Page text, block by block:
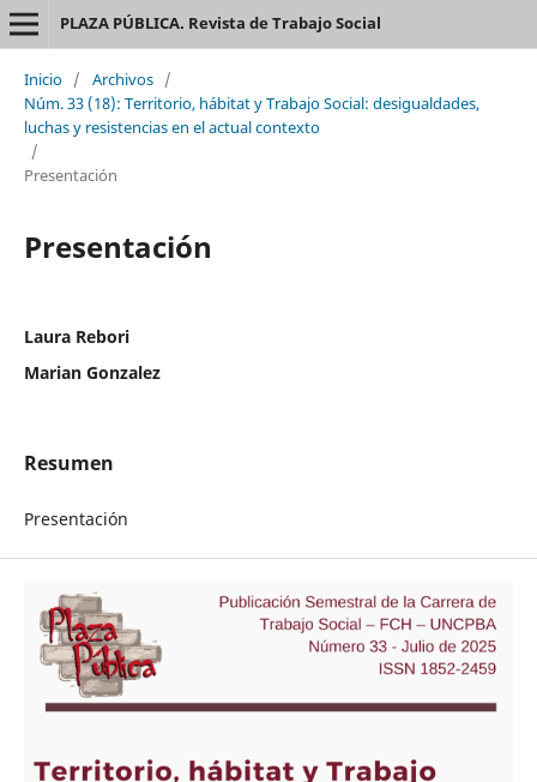
PLAZA PÚBLICA. Revista de Trabajo Social
Inicio / Archivos /
Núm. 33 (18): Territorio, hábitat y Trabajo Social: desigualdades,
luchas y resistencias en el actual contexto
/
Presentación
Presentación
Laura Rebori
Marian Gonzalez
Resumen
Presentación